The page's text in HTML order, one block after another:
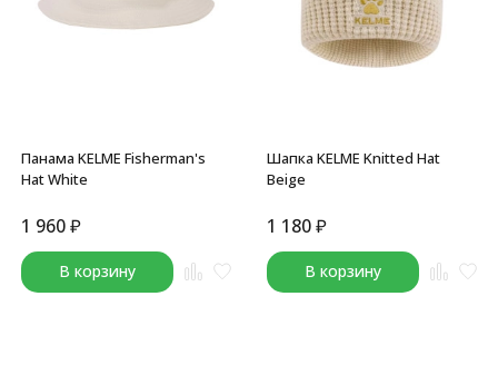
Панама KELME Fisherman's
Hat White
1 960₽
В корзину
Шапка KELME Knitted Hat
Beige
1 180₽
В корзину